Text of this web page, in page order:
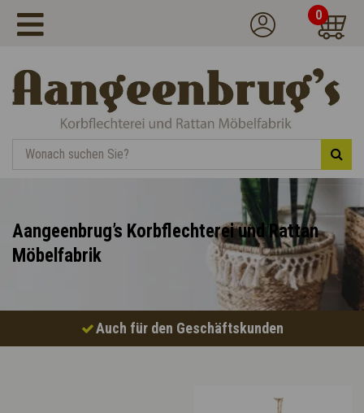
0
Aangeenbrug’s Korbflechterei und Rattan
Möbelfabrik
Auch für den Geschäftskunden